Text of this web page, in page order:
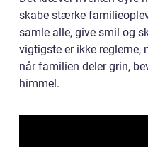
skabe stærke
samle alle, give smil og
vigtigste er ikke
når familien deler grin,
himmel.